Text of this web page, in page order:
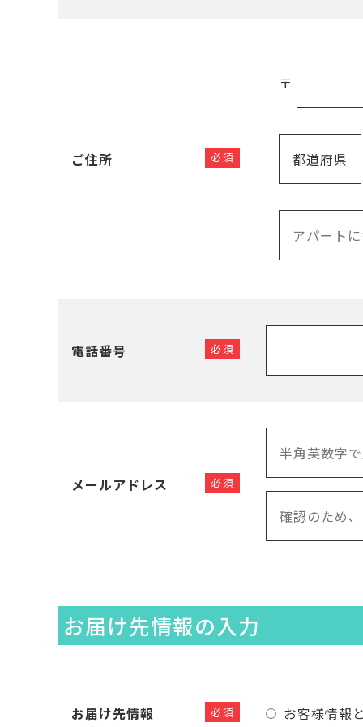
ご住所 必須
〒
電話番号 必須
メールアドレス 必須
お届け先情報の入力
お届け先情報 必須 お客様情報